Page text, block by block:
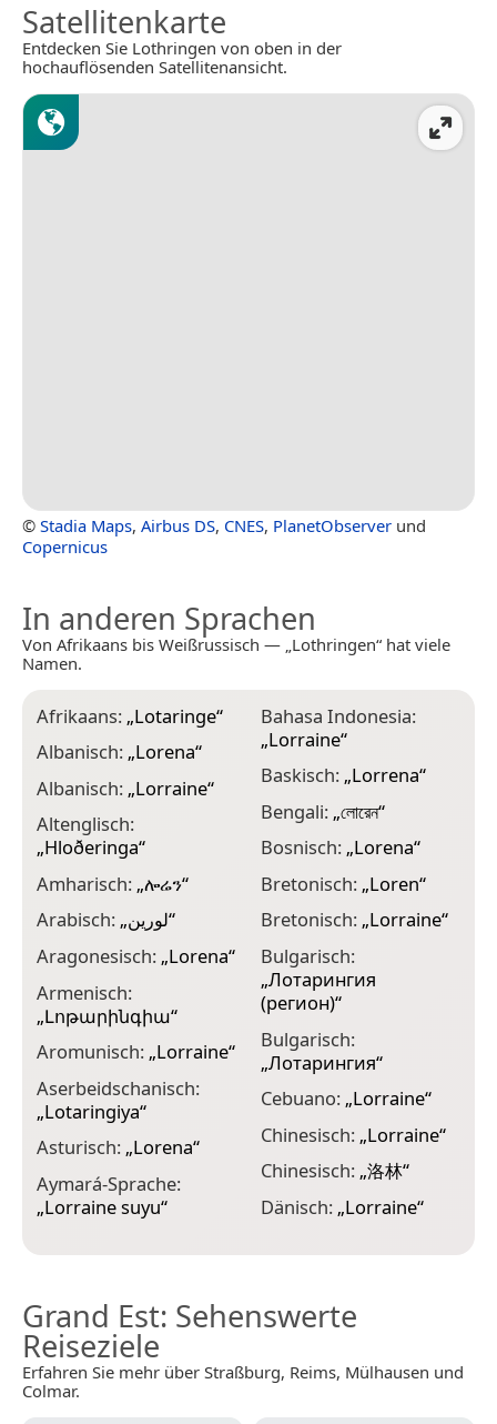
Satellitenkarte
Entdecken Sie Lothringen von oben in der
hochauflösenden Satellitenansicht.
© Stadia Maps, Airbus DS, CNES, PlanetObserver und
Copernicus
In anderen Sprachen
Von Afrikaans bis Weißrussisch — „Lothringen“ hat viele
Namen.
Afrikaans: „Lotaringe“
Albanisch: „Lorena“
Albanisch: „Lorraine“
Altenglisch:
„Hloðeringa“
Amharisch: „ሎሬን“
Arabisch: „لورين“
Aragonesisch: „Lorena“
Armenisch:
„Լոթարինգիա“
Aromunisch: „Lorraine“
Aserbeidschanisch:
„Lotaringiya“
Asturisch: „Lorena“
Aymará-Sprache:
„Lorraine suyu“
Bahasa Indonesia:
„Lorraine“
Baskisch: „Lorrena“
Bengali: „লোরেন“
Bosnisch: „Lorena“
Bretonisch: „Loren“
Bretonisch: „Lorraine“
Bulgarisch:
„Лотарингия
(регион)“
Bulgarisch:
„Лотарингия“
Cebuano: „Lorraine“
Chinesisch: „Lorraine“
Chinesisch: „洛林“
Dänisch: „Lorraine“
Grand Est: Sehenswerte
Reiseziele
Erfahren Sie mehr über Straßburg, Reims, Mülhausen und
Colmar.